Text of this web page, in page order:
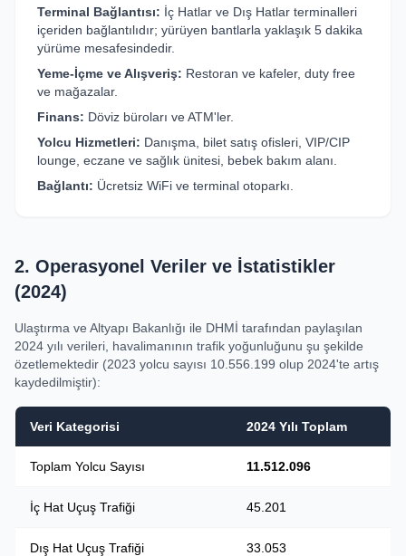
Terminal Bağlantısı: İç Hatlar ve Dış Hatlar terminalleri
içeriden bağlantılıdır; yürüyen bantlarla yaklaşık 5 dakika
yürüme mesafesindedir.
Yeme-İçme ve Alışveriş: Restoran ve kafeler, duty free
ve mağazalar.
Finans: Döviz büroları ve ATM'ler.
Yolcu Hizmetleri: Danışma, bilet satış ofisleri, VIP/CIP
lounge, eczane ve sağlık ünitesi, bebek bakım alanı.
Bağlantı: Ücretsiz WiFi ve terminal otoparkı.
2. Operasyonel Veriler ve İstatistikler
(2024)
Ulaştırma ve Altyapı Bakanlığı ile DHMİ tarafından paylaşılan
2024 yılı verileri, havalimanının trafik yoğunluğunu şu şekilde
özetlemektedir (2023 yolcu sayısı 10.556.199 olup 2024'te artış
kaydedilmiştir):
Veri Kategorisi 2024 Yılı Toplam
Toplam Yolcu Sayısı 11.512.096
İç Hat Uçuş Trafiği 45.201
Dış Hat Uçuş Trafiği 33.053